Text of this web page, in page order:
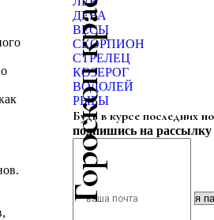
Гороскоп красоты
ДЕВА
ВЕСЫ
СКОРПИОН
СТРЕЛЕЦ
КОЗЕРОГ
ВОДОЛЕЙ
РЫБЫ
Будь в курсе последних
подпишись на рассылку